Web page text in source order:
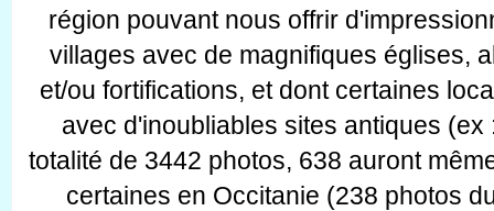
région pouvant nous offrir
villages avec de magnifiques églises,
et/ou fortifications, et dont certaines
avec d'inoubliables sites antiques
totalité de 3442 photos, 638 auront
certaines en Occitanie (238 photos